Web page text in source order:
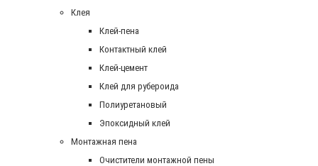
Клея
Клей-пена
Контактный клей
Клей-цемент
Клей для рубероида
Полиуретановый
Эпоксидный клей
Монтажная пена
Очистители монтажной пены